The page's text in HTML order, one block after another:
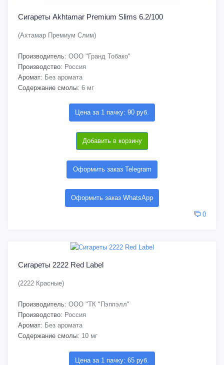
Сигареты Akhtamar Premium Slims 6.2/100
(Ахтамар Премиум Слим)
Производитель: ООО "Гранд Тобако"
Производство: Россия
Аромат: Без аромата
Содержание смолы: 6 мг
Цена за 1 пачку: 90 руб.
Добавить в корзину
Оформить заказ Telegram
Оформить заказ WhatsApp
0
Сигареты 2222 Red Label
(2222 Красные)
Производитель: ООО "ТК "Пэппэлл"
Производство: Россия
Аромат: Без аромата
Содержание смолы: 10 мг
Цена за 1 пачку: 65 руб.